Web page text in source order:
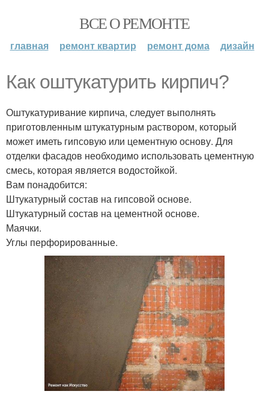
ВСЕ О РЕМОНТЕ
главная ремонт квартир ремонт дома дизайн
Как оштукатурить кирпич?
Оштукатуривание кирпича, следует выполнять
приготовленным штукатурным раствором, который
может иметь гипсовую или цементную основу. Для
отделки фасадов необходимо использовать цементную
смесь, которая является водостойкой.
Вам понадобится:
Штукатурный состав на гипсовой основе.
Штукатурный состав на цементной основе.
Маячки.
Углы перфорированные.